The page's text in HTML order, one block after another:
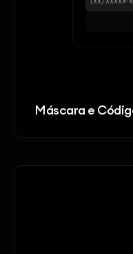
Máscara e